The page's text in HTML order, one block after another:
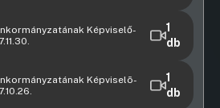
Képviselő-
1
db
Képviselõ-
1
db